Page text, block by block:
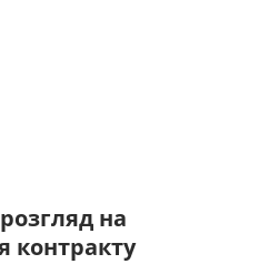
на
контракту